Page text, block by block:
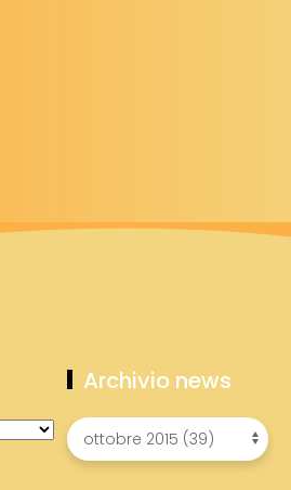
Archivio news